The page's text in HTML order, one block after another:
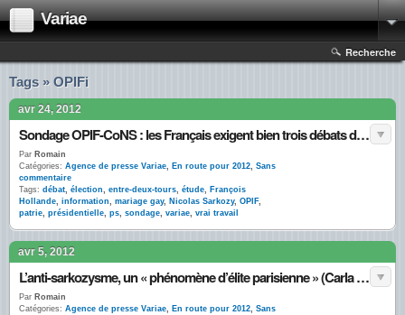
Variae
Recherche
Tags » OPIFi
avr 24, 2012
Sondage OPIF-CoNS : les Français exigent bien trois débats d’entre-deux-tours
Par Romain
Catégories: Agence de presse Variae, En route pour 2012, Sans
commentaire
Tags: débat, élection, entre-deux-tours, étude, François
Hollande, information, mariage gay, Nicolas Sarkozy, OPIF,
patrie, présidentielle, ps, sondage, variae, vrai travail
avr 5, 2012
L’anti-sarkozysme, un « phénomène d’élite parisienne » (Carla Bruni) : l’OPIF confirme
Par Romain
Catégories: Agence de presse Variae, En route pour 2012, Sans